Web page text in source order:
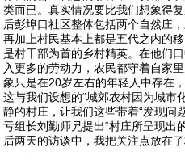
类而已。真实情况要比我们想象得
后彭埠口社区整体包括两个自然庄
再加上村民基本上都是五代之内的
是村干部为首的乡村精英。在他们
入更多的劳动力，农民都守着自家
象只是在20岁左右的年轻人中存在
这与我们设想的“城郊农村因为城市
静的村庄，让我们这些带着“发现问
亏组长刘勤师兄提出“村庄所呈现出
后两天的访谈中，我把关注点放在